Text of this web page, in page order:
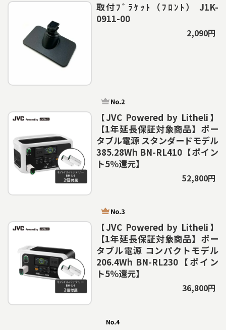
取付ﾌﾞﾗｹｯﾄ（ﾌﾛﾝﾄ） J1K-
0911-00
2,090円
【JVC Powered by Litheli】
【1年延長保証対象商品】ポー
タブル電源 スタンダードモデル
385.28Wh BN-RL410【ポイン
ト5％還元】
52,800円
【JVC Powered by Litheli】
【1年延長保証対象商品】ポー
タブル電源 コンパクトモデル
206.4Wh BN-RL230【ポイン
ト5％還元】
36,800円